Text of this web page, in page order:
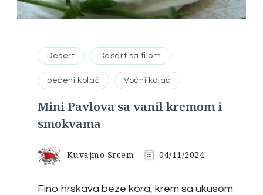
Desert Desert sa filom
pečeni kolač Voćni kolač
Mini Pavlova sa vanil kremom i
smokvama
Kuvajmo Srcem 04/11/2024
Fino hrskava beze kora, krem sa ukusom